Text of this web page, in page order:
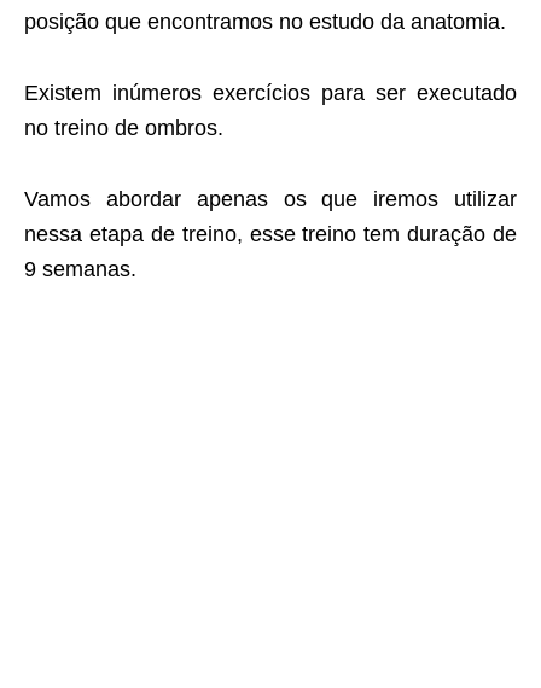
posição que encontramos no estudo da anatomia.
Existem inúmeros exercícios para ser executado
no treino de ombros.
Vamos abordar apenas os que iremos utilizar
nessa etapa de treino, esse treino tem duração de
9 semanas.